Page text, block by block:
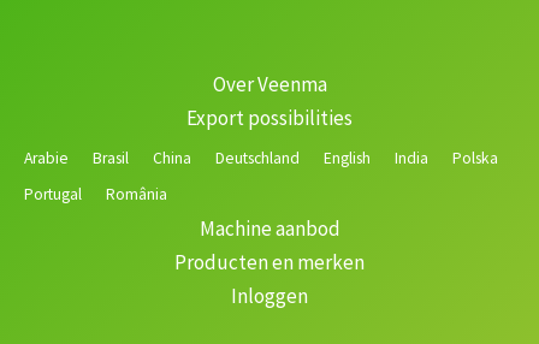
Over Veenma
Export possibilities
Arabie Brasil China Deutschland English India
Polska
Portugal
România
Machine aanbod
Producten en merken
Inloggen